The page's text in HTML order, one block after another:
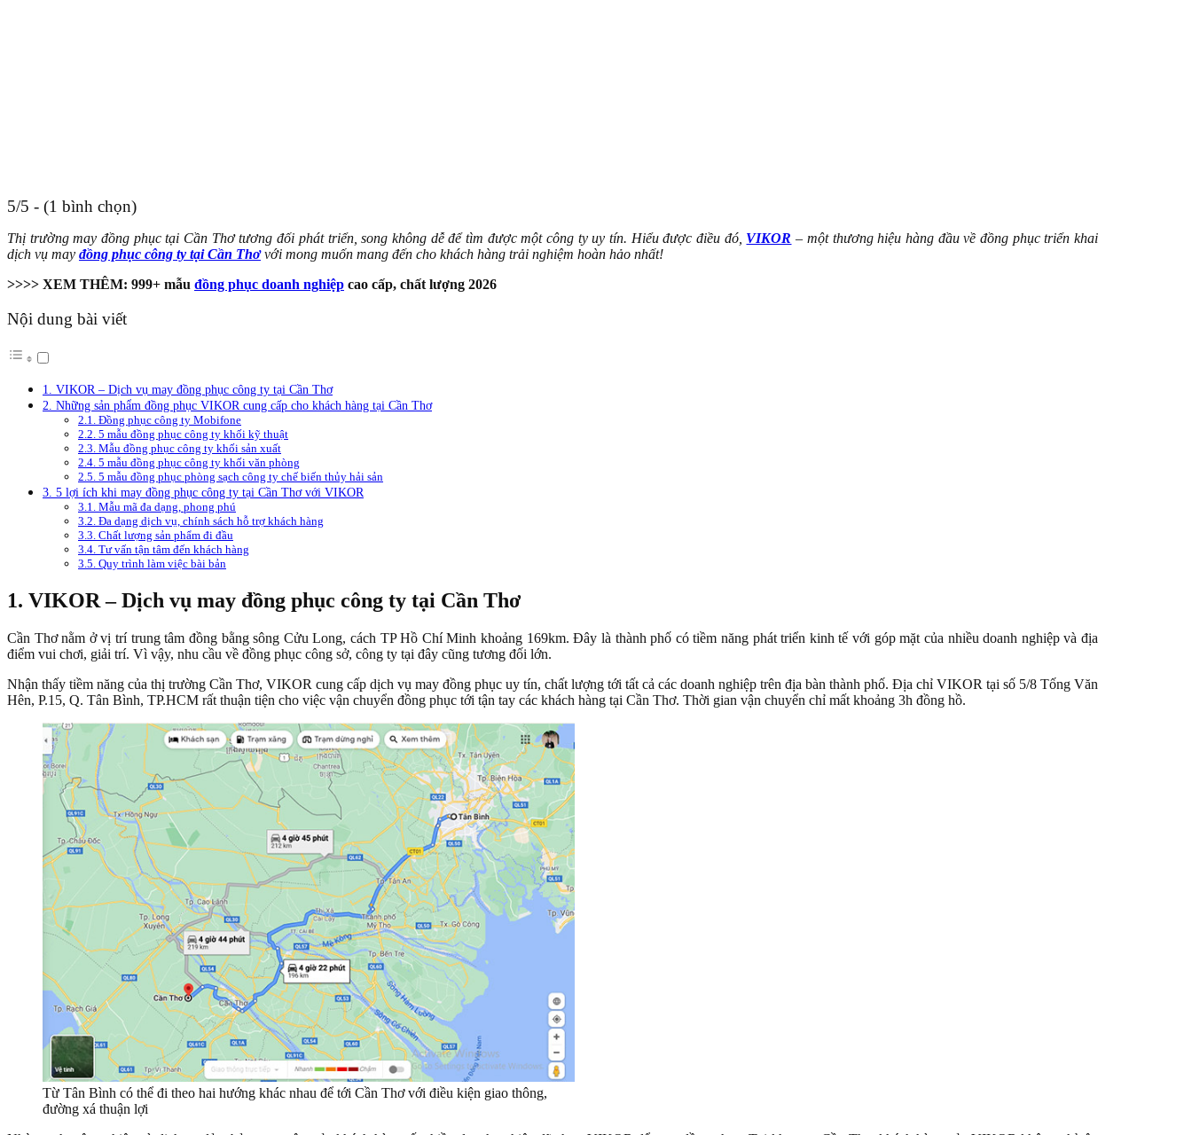
5/5 - (1 bình chọn)
Thị trường may đồng phục tại Cần Thơ tương đối phát triển, song không dễ để tìm được một công ty uy tín. Hiểu được điều đó, VIKOR – một thương hiệu hàng đầu về đồng phục triển khai
dịch vụ may đồng phục công ty tại Cần Thơvới mong muốn mang đến cho khách hàng trải nghiệm hoàn hảo nhất!
>>>> XEM THÊM: 999+ mẫu đồng phục doanh nghiệp cao cấp, chất lượng 2026
Nội dung bài viết
1. VIKOR – Dịch vụ may đồng phục công ty tại Cần Thơ
2. Những sản phẩm đồng phục VIKOR cung cấp cho khách hàng tại Cần Thơ
2.1. Đồng phục công ty Mobifone
2.2. 5 mẫu đồng phục công ty khối kỹ thuật
2.3. Mẫu đồng phục công ty khối sản xuất
2.4. 5 mẫu đồng phục công ty khối văn phòng
2.5. 5 mẫu đồng phục phòng sạch công ty chế biến thủy hải sản
3. 5 lợi ích khi may đồng phục công ty tại Cần Thơ với VIKOR
3.1. Mẫu mã đa dạng, phong phú
3.2. Đa dạng dịch vụ, chính sách hỗ trợ khách hàng
3.3. Chất lượng sản phẩm đi đầu
3.4. Tư vấn tận tâm đến khách hàng
3.5. Quy trình làm việc bài bản
1. VIKOR – Dịch vụ may đồng phục công ty tại Cần Thơ
Cần Thơ nằm ở vị trí trung tâm đồng bằng sông Cửu Long, cách TP Hồ Chí Minh khoảng 169km. Đây là thành phố có tiềm năng phát triển kinh tế với góp mặt của nhiều doanh nghiệp và địa
điểm vui chơi, giải trí. Vì vậy, nhu cầu về đồng phục công sở, công ty tại đây cũng tương đối lớn.
Nhận thấy tiềm năng của thị trường Cần Thơ, VIKOR cung cấp dịch vụ may đồng phục uy tín, chất lượng tới tất cả các doanh nghiệp trên địa bàn thành phố. Địa chỉ VIKOR tại số 5/8 Tống Văn
Hên, P.15, Q. Tân Bình, TP.HCM rất thuận tiện cho việc vận chuyển đồng phục tới tận tay các khách hàng tại Cần Thơ. Thời gian vận chuyển chỉ mất khoảng 3h đồng hồ.
Từ Tân Bình có thể đi theo hai hướng khác nhau để tới Cần Thơ với điều kiện giao thông,
đường xá thuận lợi